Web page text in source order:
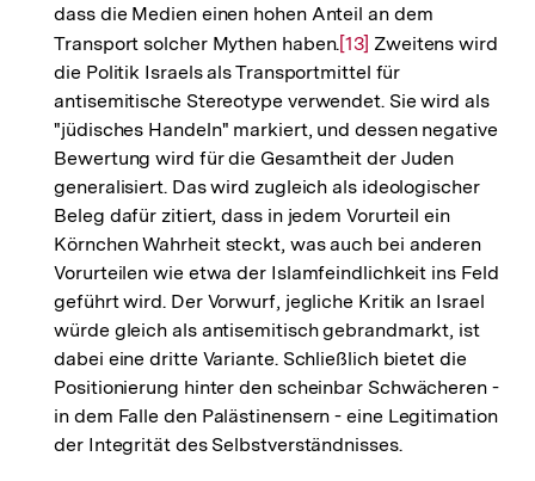
dass die Medien einen hohen Anteil an dem
Transport solcher Mythen haben.Zur
Auflösung
der
Fußnote
[13] Zweitens wird
die Politik Israels als Transportmittel für
antisemitische Stereotype verwendet. Sie wird als
"jüdisches Handeln" markiert, und dessen negative
Bewertung wird für die Gesamtheit der Juden
generalisiert. Das wird zugleich als ideologischer
Beleg dafür zitiert, dass in jedem Vorurteil ein
Körnchen Wahrheit steckt, was auch bei anderen
Vorurteilen wie etwa der Islamfeindlichkeit ins Feld
geführt wird. Der Vorwurf, jegliche Kritik an Israel
würde gleich als antisemitisch gebrandmarkt, ist
dabei eine dritte Variante. Schließlich bietet die
Positionierung hinter den scheinbar Schwächeren -
in dem Falle den Palästinensern - eine Legitimation
der Integrität des Selbstverständnisses.